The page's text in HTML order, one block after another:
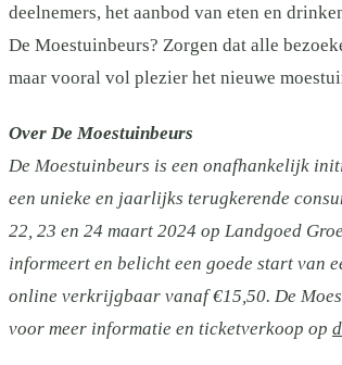
deelnemers, het aanbod van eten en
De Moestuinbeurs? Zorgen dat alle
maar vooral vol plezier het nieuwe
Over De Moestuinbeurs
De Moestuinbeurs is een onafhankelijk
een unieke en jaarlijks terugkerende
22, 23 en 24 maart 2024 op Landgoed
informeert en belicht een goede start van
online verkrijgbaar vanaf €15,50. De
voor meer informatie en ticketverkoop op